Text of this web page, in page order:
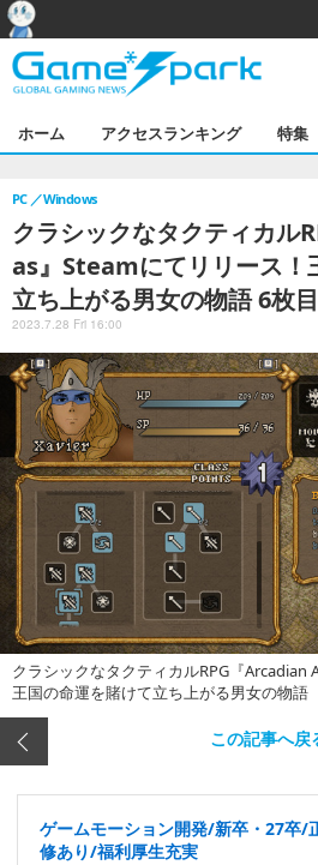
ホーム アクセスランキング 特集
クラシックなタクティカ
as』Steamにてリリース！
立ち上がる男女の物語 6枚
PC Windows
2023.7.28 Fri 16:00
クラシックなタクティカルRPG『Arcadian
王国の命運を賭けて立ち上がる男女の物語
この記事へ戻
ゲームモーション開発/新卒・27卒/
修あり/福利厚生充実